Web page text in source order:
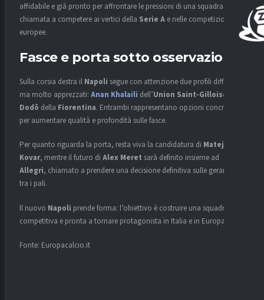
affidabile e già pronto per affrontare le pressioni di una squadra
chiamata a competere ai vertici della Serie A e nelle competizioni
europee.
Fasce e porta sotto osservazione
Sulla corsia destra il Napoli segue con attenzione due profili differenti
ma molto apprezzati: Anan Khalaili dell’Union Saint-Gilloise
Dodô della Fiorentina. Entrambi rappresentano opzioni concrete
per aumentare qualità e profondità sulle fasce.
Per quanto riguarda la porta, resta viva la candidatura di Matej
Kovar, mentre il futuro di Alex Meret sarà definito insieme ad
Allegri, chiamato a prendere una decisione definitiva sulle gerarchie
tra i pali.
Il nuovo Napoli prende forma: l’obiettivo è costruire una squadra
competitiva e pronta a tornare protagonista in Italia e in Europa.
Fonte: Europacalcio.it